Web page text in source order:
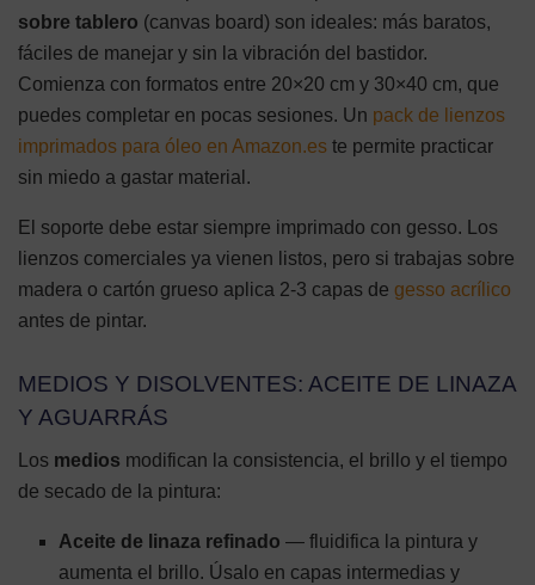
sobre tablero (canvas board) son ideales: más baratos,
fáciles de manejar y sin la vibración del bastidor.
Comienza con formatos entre 20×20 cm y 30×40 cm, que
puedes completar en pocas sesiones. Un pack de lienzos
imprimados para óleo en Amazon.es te permite practicar
sin miedo a gastar material.
El soporte debe estar siempre imprimado con gesso. Los
lienzos comerciales ya vienen listos, pero si trabajas sobre
madera o cartón grueso aplica 2-3 capas de gesso acrílico
antes de pintar.
MEDIOS Y DISOLVENTES: ACEITE DE LINAZA
Y AGUARRÁS
Los medios modifican la consistencia, el brillo y el tiempo
de secado de la pintura:
Aceite de linaza refinado — fluidifica la pintura y
aumenta el brillo. Úsalo en capas intermedias y